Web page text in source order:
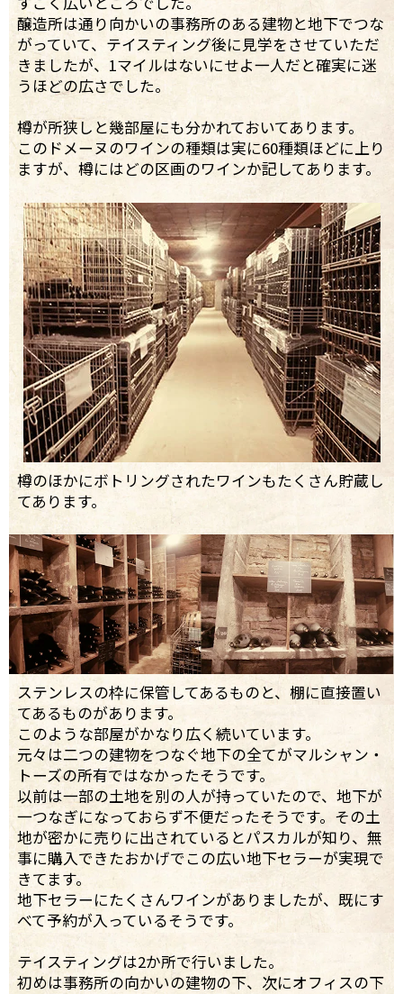
醸造所は通り向かいの事務所のある建物と地下でつな
がっていて、テイスティング後に見学をさせていただ
きましたが、1マイルはないにせよ一人だと確実に迷
うほどの広さでした。
樽が所狭しと幾部屋にも分かれておいてあります。
このドメーヌのワインの種類は実に60種類ほどに上り
ますが、樽にはどの区画のワインか記してあります。
樽のほかにボトリングされたワインもたくさん貯蔵し
てあります。
ステンレスの枠に保管してあるものと、棚に直接置い
てあるものがあります。
このような部屋がかなり広く続いています。
元々は二つの建物をつなぐ地下の全てがマルシャン・
トーズの所有ではなかったそうです。
以前は一部の土地を別の人が持っていたので、地下が
一つなぎになっておらず不便だったそうです。その土
地が密かに売りに出されているとパスカルが知り、無
事に購入できたおかげでこの広い地下セラーが実現で
きてます。
地下セラーにたくさんワインがありましたが、既にす
べて予約が入っているそうです。
テイスティングは2か所で行いました。
初めは事務所の向かいの建物の下、次にオフィスの下